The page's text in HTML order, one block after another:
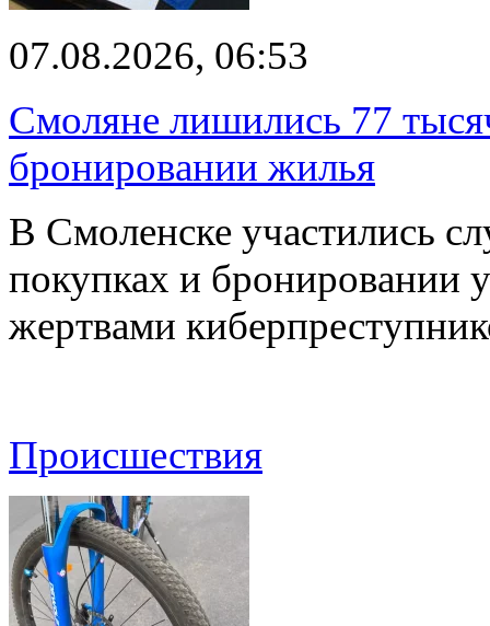
07.08.2026, 06:53
Смоляне лишились 77
бронировании жилья
В Смоленске участились
покупках и бронировании
жертвами
Происшествия